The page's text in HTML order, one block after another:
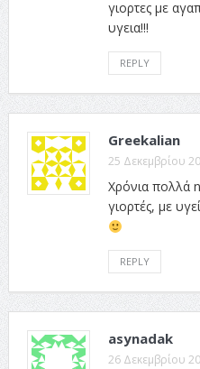
γιορτες με
υγεια!!!
REPLY
Greekalian
25 Δεκεμβρίου
Χρόνια πολλά
γιορτές, με
REPLY
asynadak
26 Δεκεμβρίου